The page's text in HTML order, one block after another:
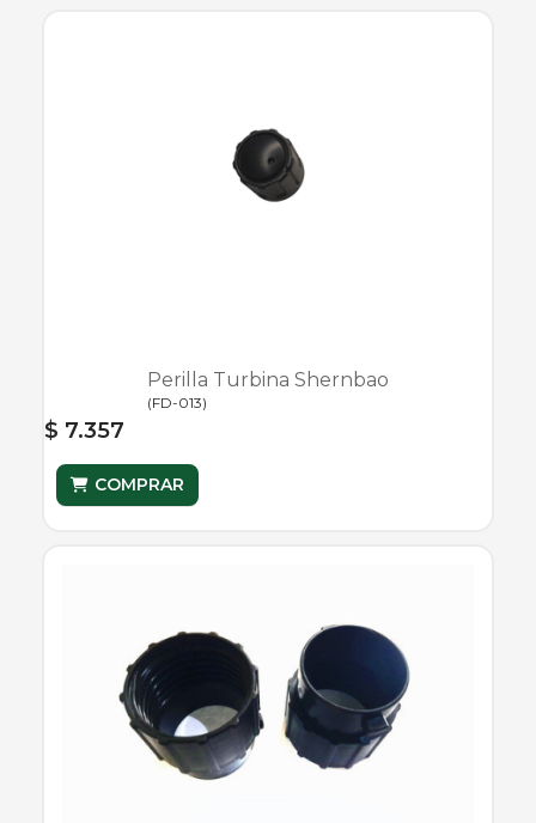
Perilla Turbina Shernbao
(FD-013)
$ 7.357
COMPRAR